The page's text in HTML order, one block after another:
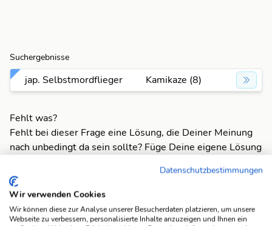
Suchergebnisse
jap. Selbstmordflieger Kamikaze (8)
Fehlt was?
Fehlt bei dieser Frage eine Lösung, die Deiner Meinung
nach unbedingt da sein sollte? Füge Deine eigene Lösung
Mach mit und registriere dich!
Suchfunktionen
Datenschutzbestimmungen
Wir verwenden Cookies
Wir können diese zur Analyse unserer Besucherdaten platzieren, um unsere
Webseite zu verbessern, personalisierte Inhalte anzuzeigen und Ihnen ein